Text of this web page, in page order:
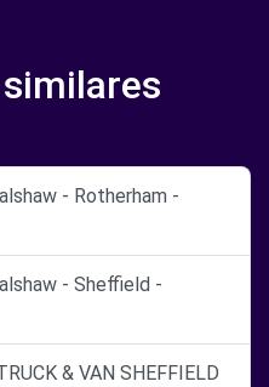
- Rotherham -
- Sheffield -
& VAN SHEFFIELD